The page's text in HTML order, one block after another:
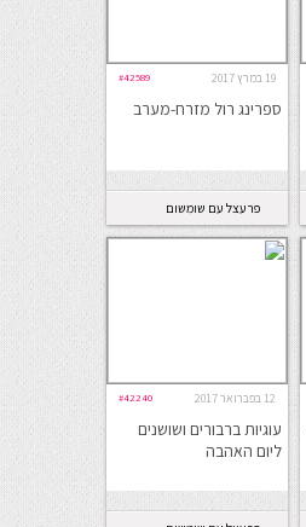
19 במרץ 2017 #42589
ספרינג רול מזרח-מערב
פרעצל עם שומשום
12 בפברואר 2017 #42240
עוגיות ברבורים ושושנים
ליום האהבה